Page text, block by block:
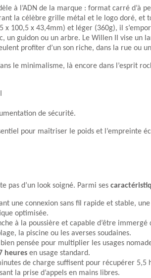
à l’ADN de la marque : format carré d’à
la célèbre grille métal et le logo doré, et
x 100,5 x 43,4mm) et léger (360g), il
un guidon ou un arbre. Le Willen II vise un
profiter d’un son riche, dans la rue ou
le minimalisme, là encore dans l’esprit
de sécurité.
pour maîtriser le poids et l’empreinte
pas d’un look soigné. Parmi ses
une connexion sans fil rapide et stable,
optimisée.
à la poussière et capable d’être immergé
la piscine ou les averses soudaines.
pensée pour multiplier les usages
heures en usage standard.
de charge suffisent pour récupérer 5,5
la prise d’appels en mains libres.